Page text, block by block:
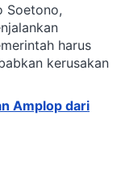
Soetono,
harus
kerusakan
Amplop dari